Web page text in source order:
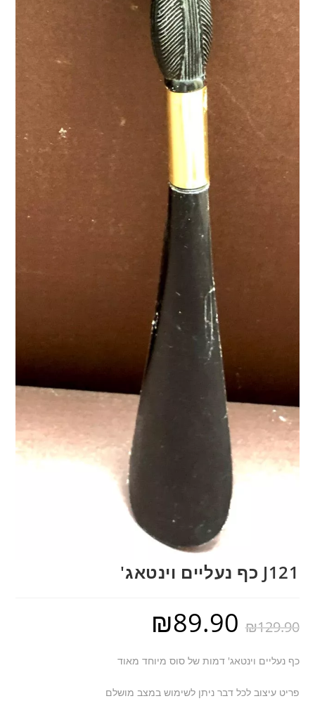
J121 כף נעליים וינטאג'
₪129.90
₪89.90
כף נעליים וינטאג' דמות של סוס מיוחד מאוד
פריט עיצוב לכל דבר ניתן לשימוש במצב מושלם